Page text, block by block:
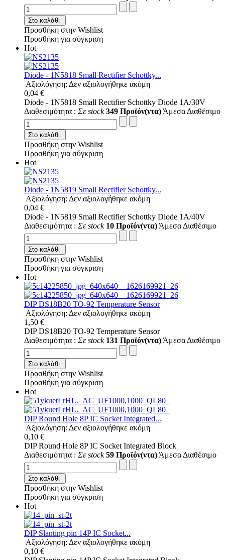
Στο καλάθι
Προσθήκη στην Wishlist
Προσθήκη για σύγκριση
Hot
Diode - 1N5818 Small Rectifier Schottky...
Αξιολόγηση: Δεν αξιολογήθηκε ακόμη
0,04 €
Diode - 1N5818 Small Rectifier Schottky Diode 1A/30V
Διαθεσιμότητα : Σε stock 349 Προϊόν(ντα) Άμεσα Διαθέσιμο
Στο καλάθι
Προσθήκη στην Wishlist
Προσθήκη για σύγκριση
Hot
Diode - 1N5819 Small Rectifier Schottky...
Αξιολόγηση: Δεν αξιολογήθηκε ακόμη
0,04 €
Diode - 1N5819 Small Rectifier Schottky Diode 1A/40V
Διαθεσιμότητα : Σε stock 10 Προϊόν(ντα) Άμεσα Διαθέσιμο
Στο καλάθι
Προσθήκη στην Wishlist
Προσθήκη για σύγκριση
Hot
DIP DS18B20 TO-92 Temperature Sensor
Αξιολόγηση: Δεν αξιολογήθηκε ακόμη
1,50 €
DIP DS18B20 TO-92 Temperature Sensor
Διαθεσιμότητα : Σε stock 131 Προϊόν(ντα) Άμεσα Διαθέσιμο
Στο καλάθι
Προσθήκη στην Wishlist
Προσθήκη για σύγκριση
Hot
DIP Round Hole 8P IC Socket Integrated...
Αξιολόγηση: Δεν αξιολογήθηκε ακόμη
0,10 €
DIP Round Hole 8P IC Socket Integrated Block
Διαθεσιμότητα : Σε stock 59 Προϊόν(ντα) Άμεσα Διαθέσιμο
Στο καλάθι
Προσθήκη στην Wishlist
Προσθήκη για σύγκριση
Hot
DIP Slanting pin 14P IC Socket...
Αξιολόγηση: Δεν αξιολογήθηκε ακόμη
0,10 €